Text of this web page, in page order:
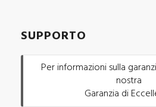
SUPPORTO
Per informazioni sulla
nostra
Garanzia di